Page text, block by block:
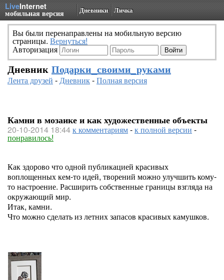
LiveInternet
мобильная версия Дневники Личка
Вы были перенаправлены на мобильную версию
страницы. Вернуться!
Авторизация
Дневник Подарки_своими_руками
Лента друзей -Дневник-Полная версия
Камни в мозаике и как художественные объекты
20-10-2014 18:44к комментариям-к полной версии -
понравилось!
Как здорово что одной публикацией красивых
воплощенных кем-то идей, творений можно улучшить кому-
то настроение. Расширить собственные границы взгляда на
окружающий мир.
Итак, камни.
Что можно сделать из летних запасов красивых камушков.